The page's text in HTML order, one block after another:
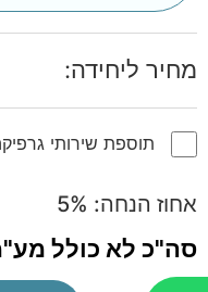
מחיר ליחידה:
תוספת שירותי
אחוז הנחה: 5%
סה"כ לא כולל